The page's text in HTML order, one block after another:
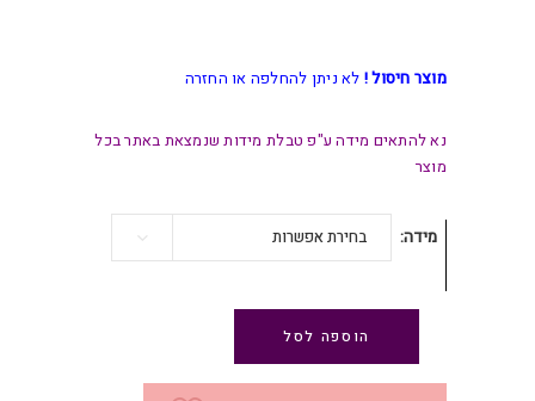
₪ 109.
₪ 59.
מוצר חיסול ! לא ניתן להחלפה או החזרה
נא להתאים מידה ע"פ טבלת מידות שנמצאת באתר בכל
מוצר
מידה בחירת אפשרות
הוספה לסל